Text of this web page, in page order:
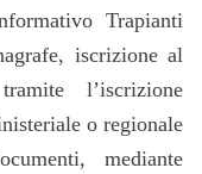
Trapianti
iscrizione al
l’iscrizione
o regionale
mediante